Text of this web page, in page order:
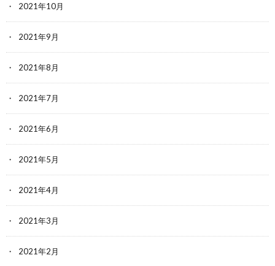
2021年10月
2021年9月
2021年8月
2021年7月
2021年6月
2021年5月
2021年4月
2021年3月
2021年2月